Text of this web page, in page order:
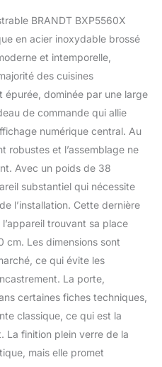
BRANDT BXP5560X
en acier inoxydable brossé
et intemporelle,
des cuisines
dominée par une large
de commande qui allie
numérique central. Au
robustes et l’assemblage ne
Avec un poids de 38
substantiel qui nécessite
l’installation. Cette dernière
trouvant sa place
cm. Les dimensions sont
ce qui évite les
La porte,
certaines fiches techniques,
classique, ce qui est la
La finition plein verre de la
mais elle promet